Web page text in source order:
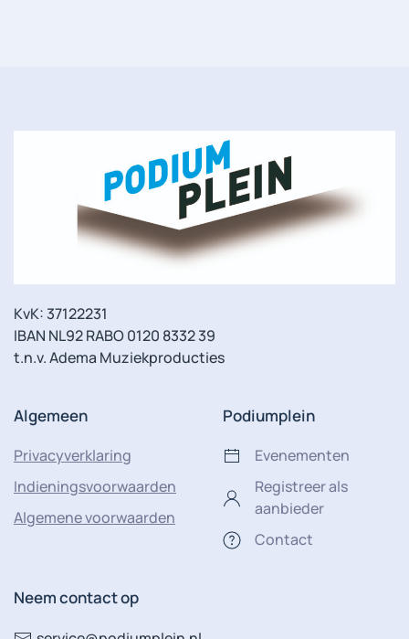
KvK: 37122231
IBAN NL92 RABO 0120 8332 39
t.n.v. Adema Muziekproducties
Algemeen
Privacyverklaring
Indieningsvoorwaarden
Algemene voorwaarden
Podiumplein
Evenementen
Registreer als
aanbieder
Contact
Neem contact op